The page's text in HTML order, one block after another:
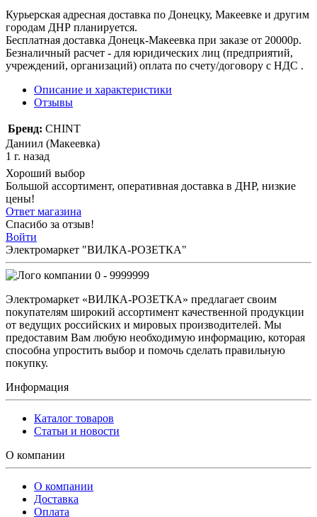
Курьерская адресная доставка по Донецку, Макеевке и другим
городам ДНР планируется.
Бесплатная доставка Донецк-Макеевка при заказе от 20000р.
Безналичный расчет - для юридических лиц (предприятий,
учреждений, организаций) оплата по счету/договору с НДС .
Описание и характеристики
Отзывы
Бренд: CHINT
Даниил (Макеевка)
1 г. назад
Хороший выбор
Большой ассортимент, оперативная доставка в ДНР, низкие
цены!
Ответ магазина
Спасибо за отзыв!
Войти
Электромаркет "ВИЛКА-РОЗЕТКА"
0 - 9999999
Электромаркет «ВИЛКА-РОЗЕТКА» предлагает своим
покупателям широкий ассортимент качественной продукции
от ведущих российских и мировых производителей. Мы
предоставим Вам любую необходимую информацию, которая
способна упростить выбор и помочь сделать правильную
покупку.
Информация
Каталог товаров
Статьи и новости
О компании
О компании
Доставка
Оплата